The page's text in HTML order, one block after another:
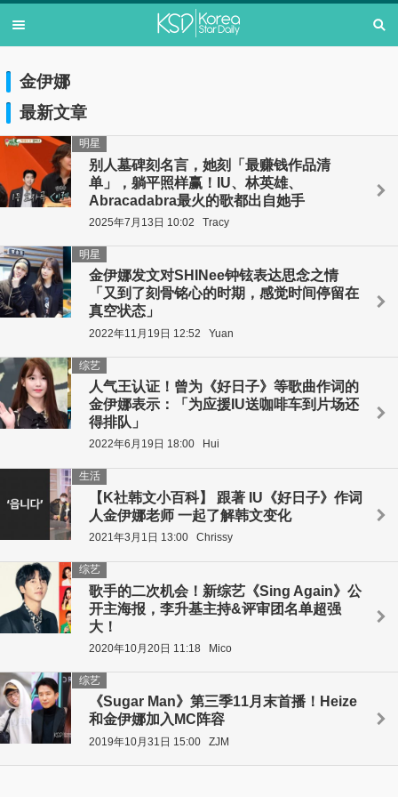
金伊娜
最新文章
别人墓碑刻名言，她刻「最赚钱作品清
单」，躺平照样赢！IU、林英雄、
Abracadabra最火的歌都出自她手
明星
2025年7月13日 10:02 Tracy
金伊娜发文对SHINee钟铉表达思念之情
「又到了刻骨铭心的时期，感觉时间停留在
真空状态」
明星
2022年11月19日 12:52 Yuan
人气王认证！曾为《好日子》等歌曲作词的
金伊娜表示：「为应援IU送咖啡车到片场还
得排队」
综艺
2022年6月19日 18:00 Hui
【K社韩文小百科】 跟著 IU《好日子》作词
人金伊娜老师 一起了解韩文变化
生活
2021年3月1日 13:00 Chrissy
歌手的二次机会！新综艺《Sing Again》公
开主海报，李升基主持&评审团名单超强
大！
综艺
2020年10月20日 11:18 Mico
《Sugar Man》第三季11月末首播！Heize
和金伊娜加入MC阵容
综艺
2019年10月31日 15:00 ZJM